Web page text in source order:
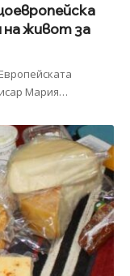
на живот за
Мария…